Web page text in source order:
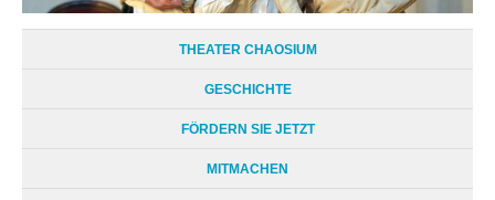
THEATER CHAOSIUM
GESCHICHTE
FÖRDERN SIE JETZT
MITMACHEN